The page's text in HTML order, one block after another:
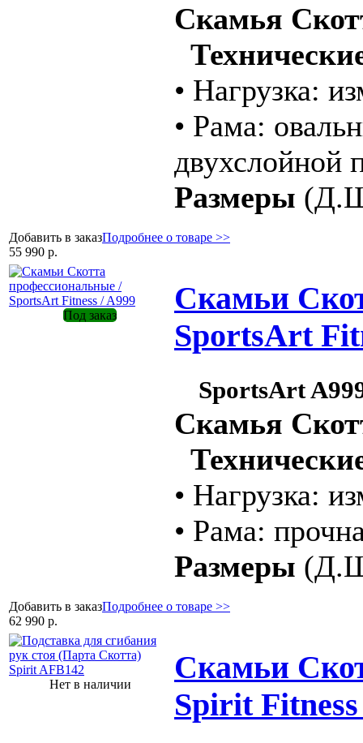
Скамья
• Нагрузка:
• Рама:
двухслойной
Размеры
Добавить в заказПодробнее о товаре >>
55 990 р.
Под заказ
Скамьи
SportsArt
SportsArt
Скамья
• Нагрузка:
• Рама:
Размеры
Добавить в заказПодробнее о товаре >>
62 990 р.
Нет в наличии
Скамьи
Spirit